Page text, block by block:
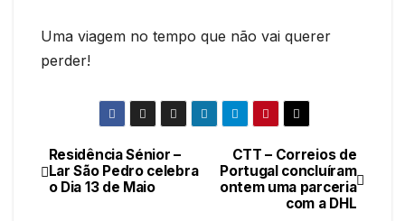
Uma viagem no tempo que não vai querer
perder!
Navegação
de
CTT – Correios de
Portugal concluíram
ontem uma parceria
com a DHL
Residência Sénior –
Lar São Pedro celebra
o Dia 13 de Maio